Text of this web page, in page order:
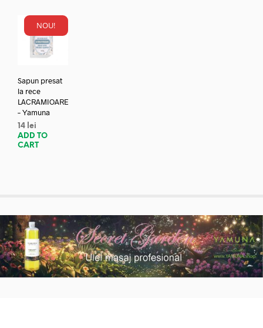
NOU!
Sapun presat
la rece
LACRAMIOARE
– Yamuna
14 lei
ADD TO
CART